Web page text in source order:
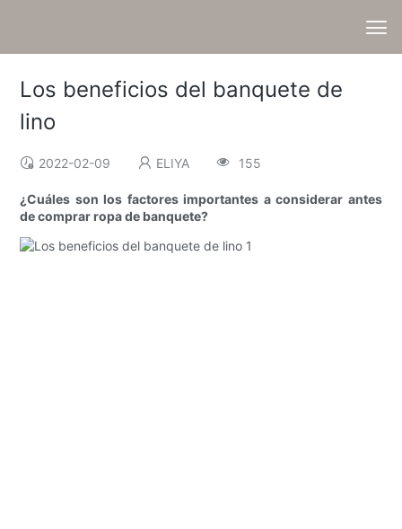
Los beneficios del banquete de
lino
2022-02-09 ELIYA 155
¿Cuáles son los factores importantes a considerar antes
de comprar ropa de banquete?